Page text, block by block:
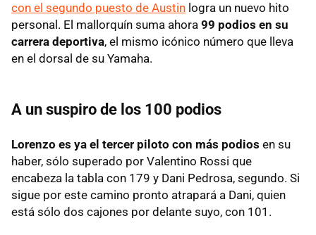
con el segundo puesto de Austin logra un nuevo hito
personal. El mallorquín suma ahora 99 podios en su
carrera deportiva, el mismo icónico número que lleva
en el dorsal de su Yamaha.
A un suspiro de los 100 podios
Lorenzo es ya el tercer piloto con más podios en su
haber, sólo superado por Valentino Rossi que
encabeza la tabla con 179 y Dani Pedrosa, segundo. Si
sigue por este camino pronto atrapará a Dani, quien
está sólo dos cajones por delante suyo, con 101.